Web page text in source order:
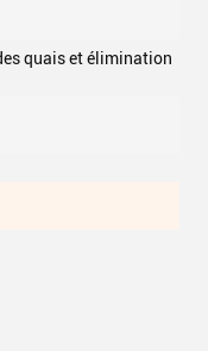
quais et élimination